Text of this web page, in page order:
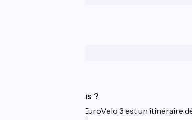
Qui sommes-nous ?
La Scandibérique-EuroVelo 3 est un